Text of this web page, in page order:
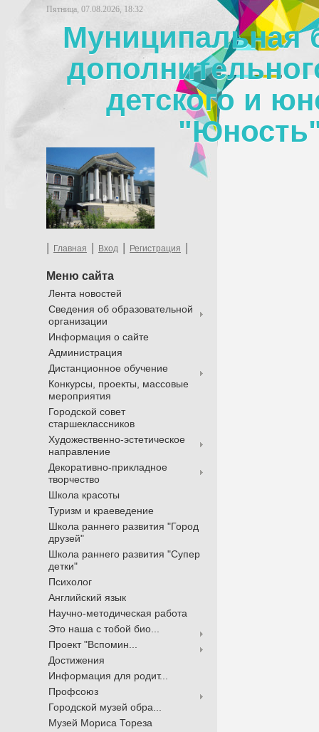
Пятница, 07.08.2026, 18:32
Муниципальная
детского и
| Главная | Вход | Регистрация |
Меню сайта
Лента новостей
Сведения об образовательной
организации
Информация о сайте
Администрация
Дистанционное обучение
Конкурсы, проекты, массовые
мероприятия
Городской совет
старшеклассников
Художественно-эстетическое
направление
Декоративно-прикладное
творчество
Школа красоты
Туризм и краеведение
Школа раннего развития "Город
друзей"
Школа раннего развития "Супер
детки"
Психолог
Английский язык
Научно-методическая работа
Это наша с тобой био...
Проект "Вспомин...
Достижения
Информация для родит...
Профсоюз
Городской музей обра...
Музей Мориса Тореза